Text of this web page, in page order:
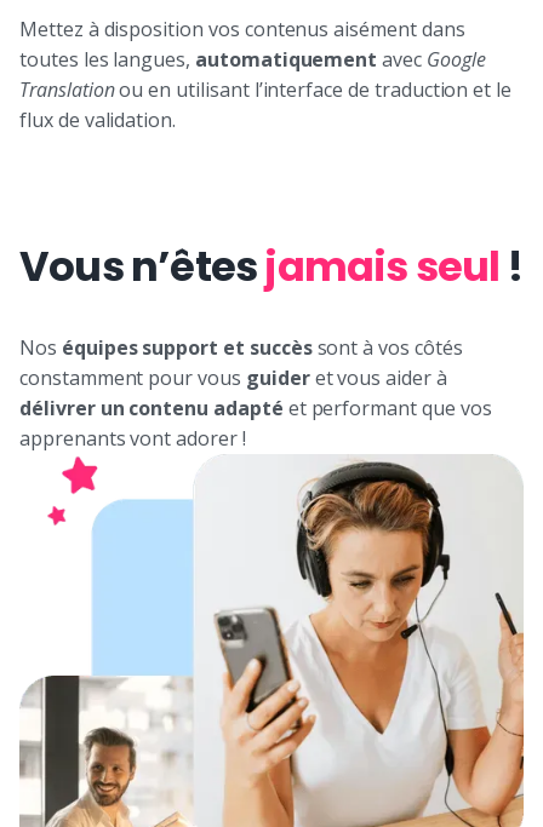
Mettez à disposition vos contenus aisément dans
toutes les langues, automatiquement avec Google
Translationou en utilisant l’interface de traduction et le
flux de validation.
Vous n’êtesjamais seul !
Nos équipes support et succèssont à vos côtés
constamment pour vous guideret vous aider à
délivrer un contenu adapté et performant que vos
apprenants vont adorer !